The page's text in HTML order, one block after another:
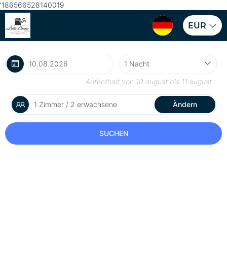
'186566528140019
EUR
Aufenthalt von 10 august bis 11 august
1 Zimmer / 2 erwachsene Ändern